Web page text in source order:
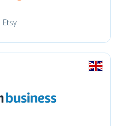
Etsy